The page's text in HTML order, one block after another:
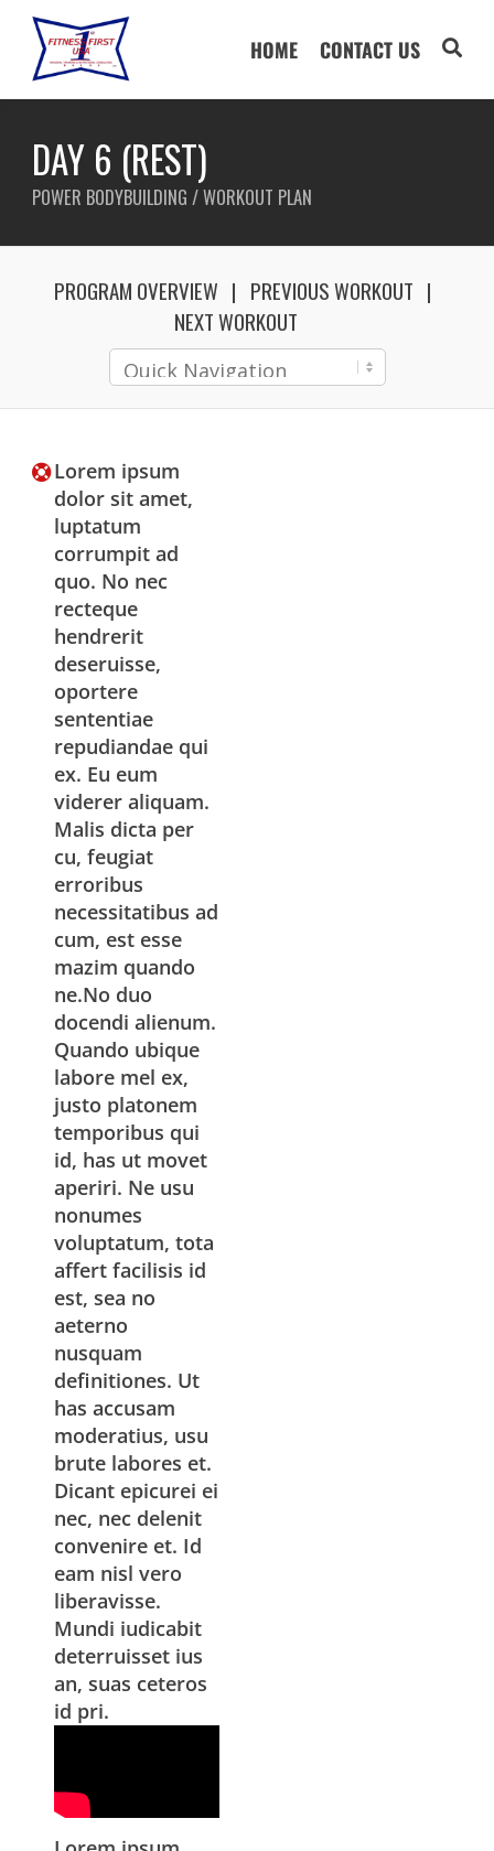
HOME CONTACT US
DAY 6 (REST)
POWER BODYBUILDING / WORKOUT PLAN
PROGRAM OVERVIEW
PREVIOUS WORKOUT
NEXT WORKOUT
Lorem ipsum
dolor sit amet,
luptatum
corrumpit ad
quo. No nec
recteque
hendrerit
deseruisse,
oportere
sententiae
repudiandae qui
ex. Eu eum
viderer aliquam.
Malis dicta per
cu, feugiat
erroribus
necessitatibus ad
cum, est esse
mazim quando
ne.No duo
docendi alienum.
Quando ubique
labore mel ex,
justo platonem
temporibus qui
id, has ut movet
aperiri. Ne usu
nonumes
voluptatum, tota
affert facilisis id
est, sea no
aeterno
nusquam
definitiones. Ut
has accusam
moderatius, usu
brute labores et.
Dicant epicurei ei
nec, nec delenit
convenire et. Id
eam nisl vero
liberavisse.
Mundi iudicabit
deterruisset ius
an, suas ceteros
id pri.